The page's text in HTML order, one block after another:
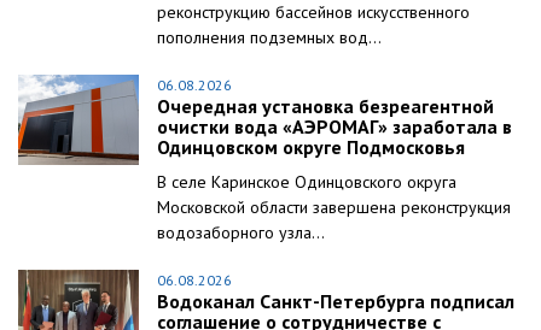
реконструкцию бассейнов искусственного
пополнения подземных вод...
06.08.2026
Очередная установка безреагентной
очистки вода «АЭРОМАГ» заработала в
Одинцовском округе Подмосковья
В селе Каринское Одинцовского округа
Московской области завершена реконструкция
водозаборного узла...
06.08.2026
Водоканал Санкт-Петербурга подписал
соглашение о сотрудничестве с